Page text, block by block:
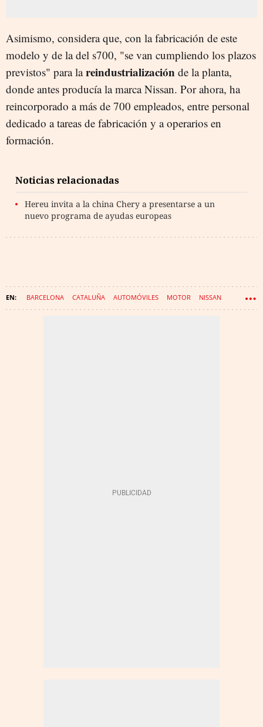
Asimismo, considera que, con la fabricación de este
modelo y de la del s700, "se van cumpliendo los plazos
previstos" para lareindustrialización de la planta,
donde antes producía la marca Nissan. Por ahora, ha
reincorporado a más de 700 empleados, entre personal
dedicado a tareas de fabricación y a operarios en
formación.
Noticias relacionadas
Hereu invita a la china Chery a presentarse a un
nuevo programa de ayudas europeas
BARCELONA CATALUÑA AUTOMÓVILES MOTOR NISSAN